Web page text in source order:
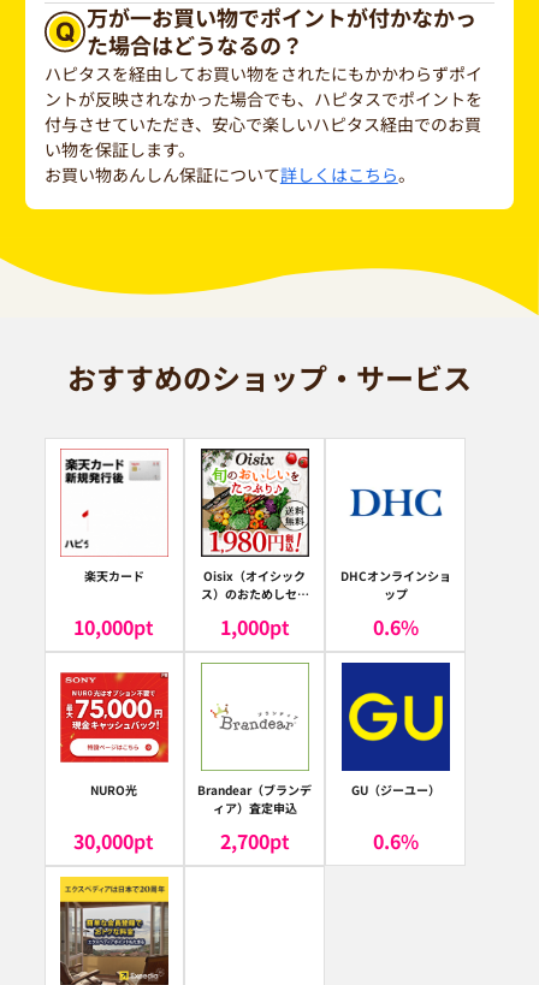
万が一お買い物でポイントが付かなかっ
た場合はどうなるの？
ハピタスを経由してお買い物をされたにもかかわらずポイ
ントが反映されなかった場合でも、ハピタスでポイントを
付与させていただき、安心で楽しいハピタス経由でのお買
い物を保証します。
お買い物あんしん保証について詳しくはこちら。
おすすめのショップ・サービス
楽天カード
10,000pt
Oisix（オイシック
ス）のおためしセッ
1,000pt
DHCオンラインショ
ップ
0.6%
NURO光
30,000pt
Brandear（ブランデ
ィア）査定申込
2,700pt
GU（ジーユー）
0.6%